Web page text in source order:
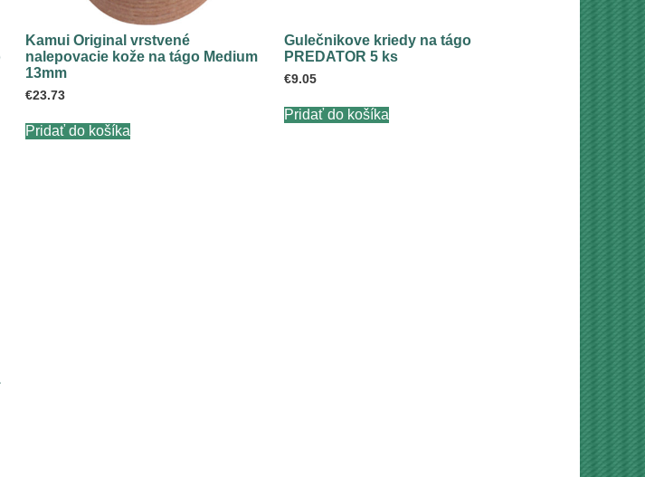
Kamui Original vrstvené
nalepovacie kože na tágo Medium
13mm
€23.73
Pridať do košíka
Gulečnikove kriedy na tágo
PREDATOR 5 ks
€9.05
Pridať do košíka